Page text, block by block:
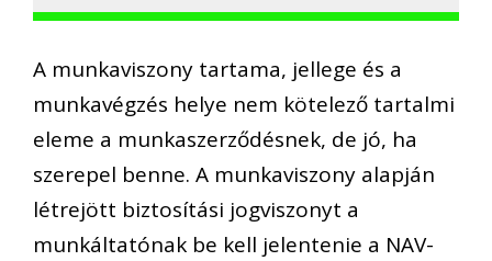
A munkaviszony tartama, jellege és a
munkavégzés helye nem kötelező tartalmi
eleme a munkaszerződésnek, de jó, ha
szerepel benne. A munkaviszony alapján
létrejött biztosítási jogviszonyt a
munkáltatónak be kell jelentenie a NAV-